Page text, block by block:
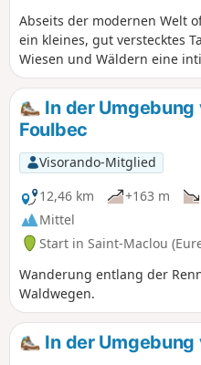
Abseits der modernen Welt
ein kleines, gut verstecktes
Wiesen und Wäldern eine
authentische Normandie
Bäumen, Hohlwegen,
typischen Strohdachhäusern
hügeligen Landschaften.
nicht markiert, daher der
„geheimer Spaziergang”:
Geolokalisierung wird daher
In der
Foulbec
Visorando-Mitglied
12,46 km
+163 m
Mittel
Start in Saint-Maclou
Wanderung entlang der
Waldwegen.
In der Umgebung